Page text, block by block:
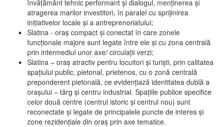
învăţământ tehnic performant şi dialogul, menţinerea şi
atragerea marilor investitori, în paralel cu sprijinirea
iniţiativelor locale şi a antreprenoriatului;
Slatina - oraş compact şi conectat în care zonele
funcţionale majore sunt legate între ele şi cu zona centrală
prin intermediul unor axe/ circulații verzi;
Slatina – oraş atractiv pentru locuitori şi turişti, prin calitatea
spaţiului public, pietonal, prietenos, cu o zonă centrală
preponderent pietonală, ce evidenţiază identitatea dublă a
oraşului – târg şi centru industrial. Spaţiile publice specifice
celor două centre (centrul istoric şi centrul nou) sunt
reconectate şi legate de principalele puncte de interes şi
zone rezidenţiale din oraş prin axe tematice.